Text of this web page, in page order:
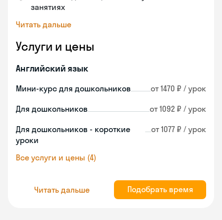
занятиях
Читать дальше
Услуги и цены
Английский язык
Мини-курс для дошкольников от 1470 ₽ / урок
Для дошкольников от 1092 ₽ / урок
Для дошкольников - короткие
уроки
от 1077 ₽ / урок
Все услуги и цены (4)
Читать дальше Подобрать время